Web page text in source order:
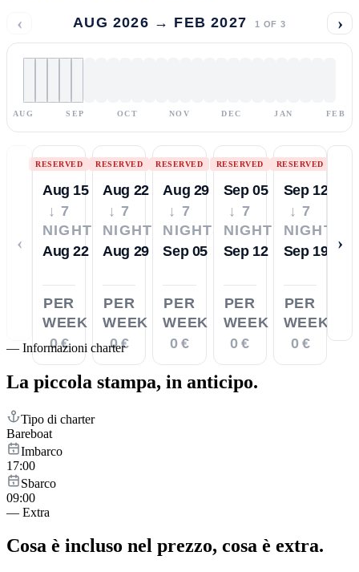
‹ AUG 2026 → FEB 2027 1 OF 3 ›
AUG SEP OCT NOV DEC JAN FEB
‹
RESERVED
Aug 15
↓ 7
NIGHTS
Aug 22
PER
WEEK
0 €
RESERVED
Aug 22
↓ 7
NIGHTS
Aug 29
PER
WEEK
0 €
RESERVED
Aug 29
↓ 7
NIGHTS
Sep 05
PER
WEEK
0 €
RESERVED
Sep 05
↓ 7
NIGHTS
Sep 12
PER
WEEK
0 €
RESERVED
Sep 12
↓ 7
NIGHTS
Sep 19
PER
WEEK
0 €
›
— Informazioni charter
La piccola stampa, in anticipo.
Tipo di charter
Bareboat
Imbarco
17:00
Sbarco
09:00
— Extra
Cosa è incluso nel prezzo, cosa è extra.